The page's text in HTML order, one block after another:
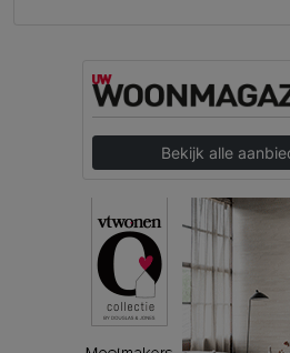
Bekijk alle